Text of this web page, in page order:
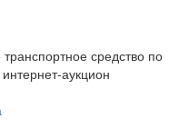
средство по
аукцион